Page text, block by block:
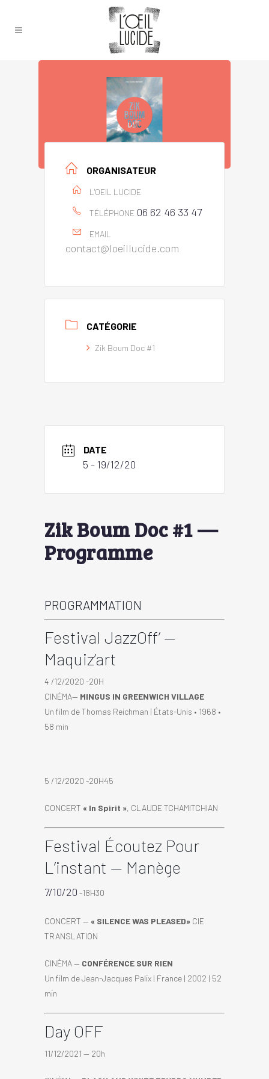
ORGANISATEUR
L'OEIL LUCIDE
TÉLÉPHONE 06 62 46 33 47
EMAIL
contact@loeillucide.com
CATÉGORIE
Zik Boum Doc #1
DATE
5 - 19/12/20
Zik Boum Doc #1 —
Programme
PROGRAMMATION
Festival JazzOff’ —
Maquiz’art
4 /12/2020 -20H
CINÉMA— MINGUS IN GREENWICH VILLAGE
Un film de Thomas Reichman | États-Unis • 1968 •
58 min
5 /12/2020 -20H45
CONCERT « In Spirit », CLAUDE TCHAMITCHIAN
Festival Écoutez Pour
L’instant — Manège
7/10/20 -18H30
CONCERT — « SILENCE WAS PLEASED» CIE
TRANSLATION
CINÉMA — CONFÉRENCE SUR RIEN
Un film de Jean-Jacques Palix | France | 2002 | 52
min
Day OFF
11/12/2021 — 20h